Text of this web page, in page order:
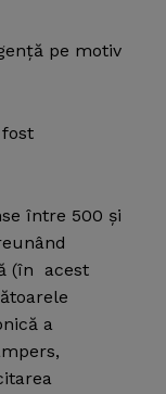
pe motiv
între 500 şi
(în acest
a